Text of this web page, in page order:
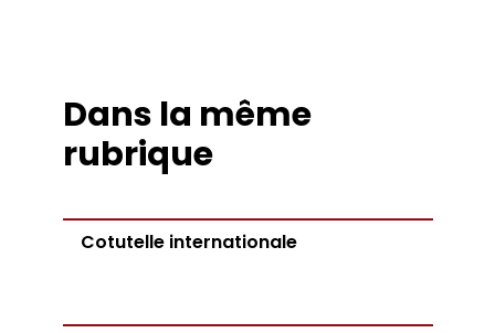
Dans la même
rubrique
Cotutelle internationale